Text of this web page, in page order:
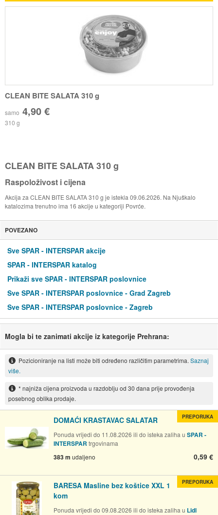
CLEAN BITE SALATA 310 g
samo 4,90 €
310 g
CLEAN BITE SALATA 310 g
Raspoloživost i cijena
Akcija za CLEAN BITE SALATA 310 g je istekla 09.06.2026. Na Njuškalo
katalozima trenutno ima 16 akcije u kategoriji Povrće.
POVEZANO
Sve SPAR - INTERSPAR akcije
SPAR - INTERSPAR katalog
Prikaži sve SPAR - INTERSPAR poslovnice
Sve SPAR - INTERSPAR poslovnice - Grad Zagreb
Sve SPAR - INTERSPAR poslovnice - Zagreb
Mogla bi te zanimati akcije iz kategorije Prehrana:
Pozicioniranje na listi može biti određeno različitim parametrima. Saznaj
više.
* najniža cijena proizvoda u razdoblju od 30 dana prije provođenja
posebnog oblika prodaje.
DOMAĆI KRASTAVAC SALATAR
Ponuda vrijedi do 11.08.2026 ili do isteka zaliha u SPAR -
INTERSPAR trgovinama
383 m udaljeno 0,59 €
PREPORUKA
BARESA Masline bez koštice XXL 1
kom
Ponuda vrijedi do 09.08.2026 ili do isteka zaliha u Lidl
PREPORUKA